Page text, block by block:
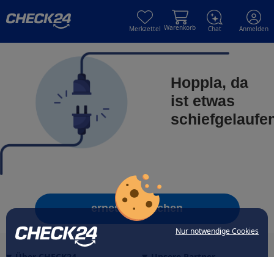
Nur notwendige Cookies
Merkzettel Warenkorb Chat Anmelden
Hoppla, da
ist etwas
erneut versuchen